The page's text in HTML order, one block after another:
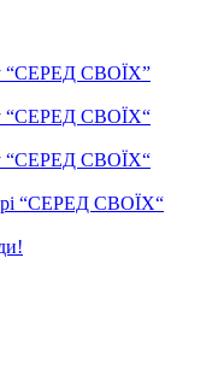
“СЕРЕД СВОЇХ”
“СЕРЕД СВОЇХ“
“СЕРЕД СВОЇХ“
“СЕРЕД СВОЇХ“